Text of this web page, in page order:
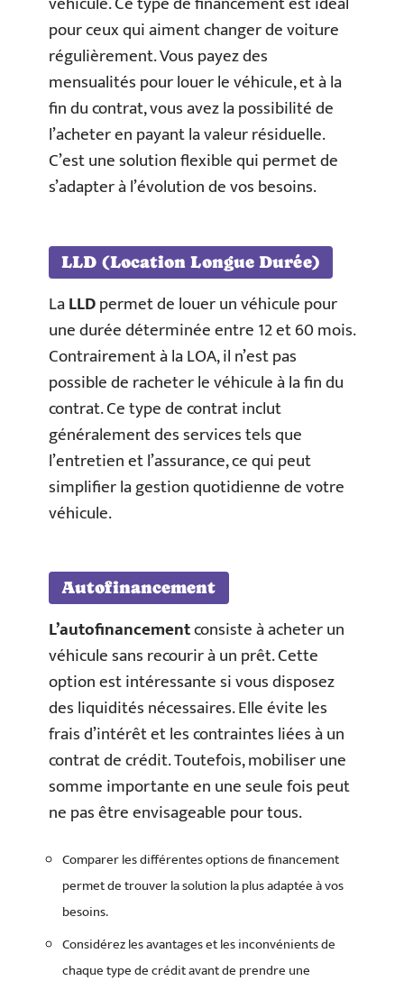
pour ceux qui aiment changer de voiture
régulièrement. Vous payez des
mensualités pour louer le véhicule, et à la
fin du contrat, vous avez la possibilité de
l’acheter en payant la valeur résiduelle.
C’est une solution flexible qui permet de
s’adapter à l’évolution de vos besoins.
LLD (Location Longue Durée)
LaLLDpermet de louer un véhicule pour
une durée déterminée entre 12 et 60 mois.
Contrairement à la LOA, il n’est pas
possible de racheter le véhicule à la fin du
contrat. Ce type de contrat inclut
généralement des services tels que
l’entretien et l’assurance, ce qui peut
simplifier la gestion quotidienne de votre
véhicule.
Autofinancement
L’autofinancementconsiste à acheter un
véhicule sans recourir à un prêt. Cette
option est intéressante si vous disposez
des liquidités nécessaires. Elle évite les
frais d’intérêt et les contraintes liées à un
contrat de crédit. Toutefois, mobiliser une
somme importante en une seule fois peut
ne pas être envisageable pour tous.
Comparer les différentes options de financement
permet de trouver la solution la plus adaptée à vos
besoins.
Considérez les avantages et les inconvénients de
chaque type de crédit avant de prendre une